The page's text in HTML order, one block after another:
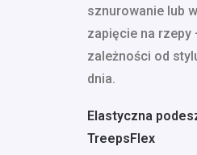
sznurowanie lub
zapięcie na rzepy
zależności od
dnia.
Elastyczna
TreepsFlex